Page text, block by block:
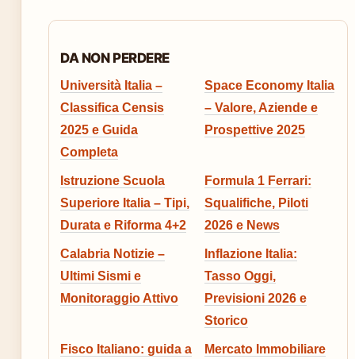
DA NON PERDERE
Università Italia –
Classifica Censis
2025 e Guida
Completa
Space Economy Italia
– Valore, Aziende e
Prospettive 2025
Istruzione Scuola
Superiore Italia – Tipi,
Durata e Riforma 4+2
Formula 1 Ferrari:
Squalifiche, Piloti
2026 e News
Calabria Notizie –
Ultimi Sismi e
Monitoraggio Attivo
Inflazione Italia:
Tasso Oggi,
Previsioni 2026 e
Storico
Fisco Italiano: guida a Mercato Immobiliare